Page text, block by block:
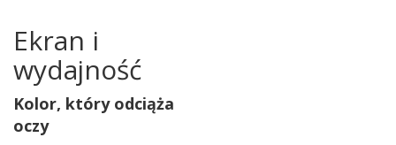
Ekran i
wydajność
Kolor, który odciąża
oczy